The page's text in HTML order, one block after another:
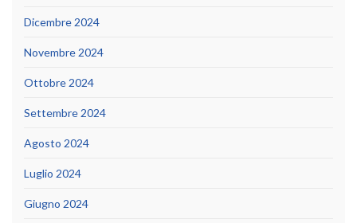
Dicembre 2024
Novembre 2024
Ottobre 2024
Settembre 2024
Agosto 2024
Luglio 2024
Giugno 2024